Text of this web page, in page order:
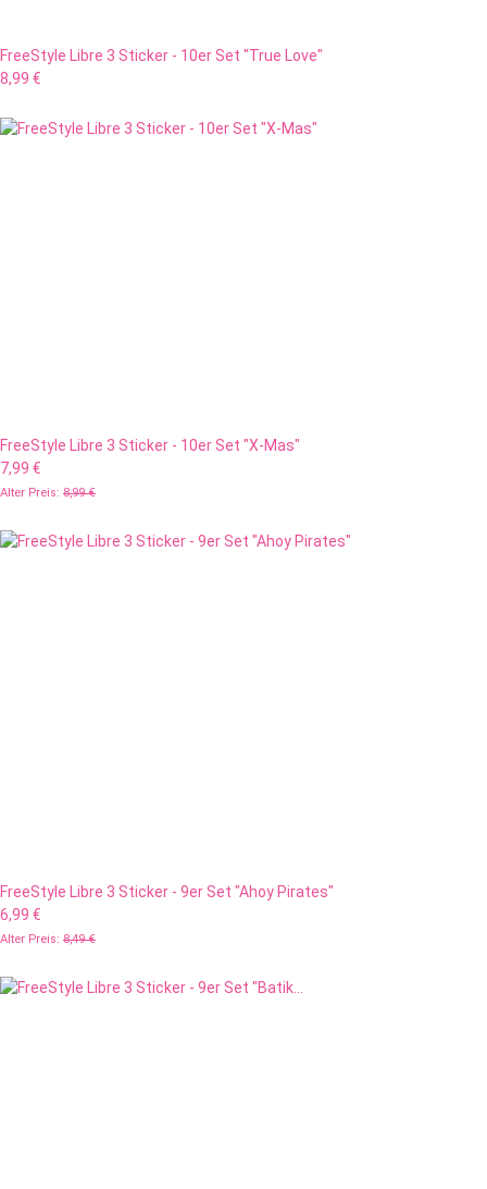
FreeStyle Libre 3 Sticker - 10er Set "True Love"
8,99 €
FreeStyle Libre 3 Sticker - 10er Set "X-Mas"
7,99 €
Alter Preis: 8,99 €
FreeStyle Libre 3 Sticker - 9er Set "Ahoy Pirates"
6,99 €
Alter Preis: 8,49 €